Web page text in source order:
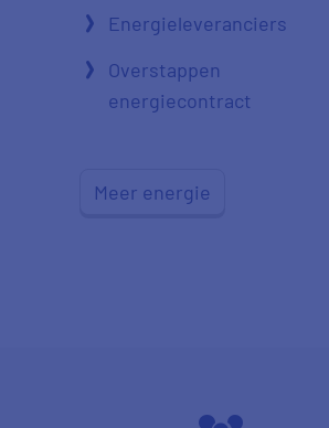
Energieleveranciers
Overstappen
energiecontract
Meer energie